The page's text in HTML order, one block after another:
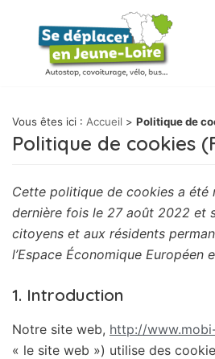
contenu
Vous êtes ici : Accueil > Politique de
Politique de cookies
Cette politique de cookies a été
dernière fois le 27 août 2022 et
citoyens et aux résidents
l’Espace Économique Européen
1. Introduction
Notre site web, http://
« le site web ») utilise des